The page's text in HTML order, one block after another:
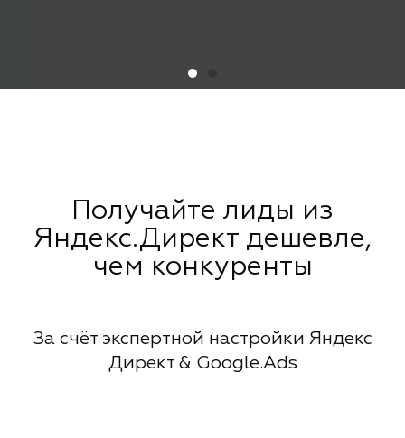
Получайте лиды из
Яндекс.Директ дешевле,
чем конкуренты
За счёт экспертной настройки Яндекс
Директ & Google.Ads